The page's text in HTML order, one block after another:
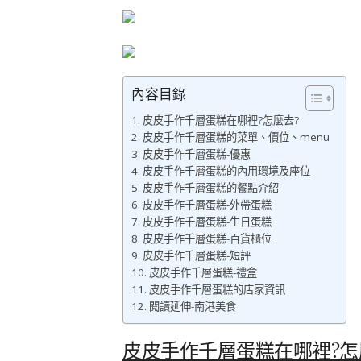
內容目錄
皮皮手作千層蛋糕在哪裡?怎麼去?
皮皮手作千層蛋糕的菜單、價位、menu
皮皮手作千層蛋糕-優惠
皮皮手作千層蛋糕的內用環境及座位
皮皮手作千層蛋糕的餐點介紹
皮皮手作千層蛋糕-外帶蛋糕
皮皮手作千層蛋糕-生日蛋糕
皮皮手作千層蛋糕-百貨櫃位
皮皮手作千層蛋糕-短評
皮皮手作千層蛋糕-禮盒
皮皮手作千層蛋糕的店家資訊
閱讀延伸-南港美食
皮皮手作千層蛋糕在哪裡?